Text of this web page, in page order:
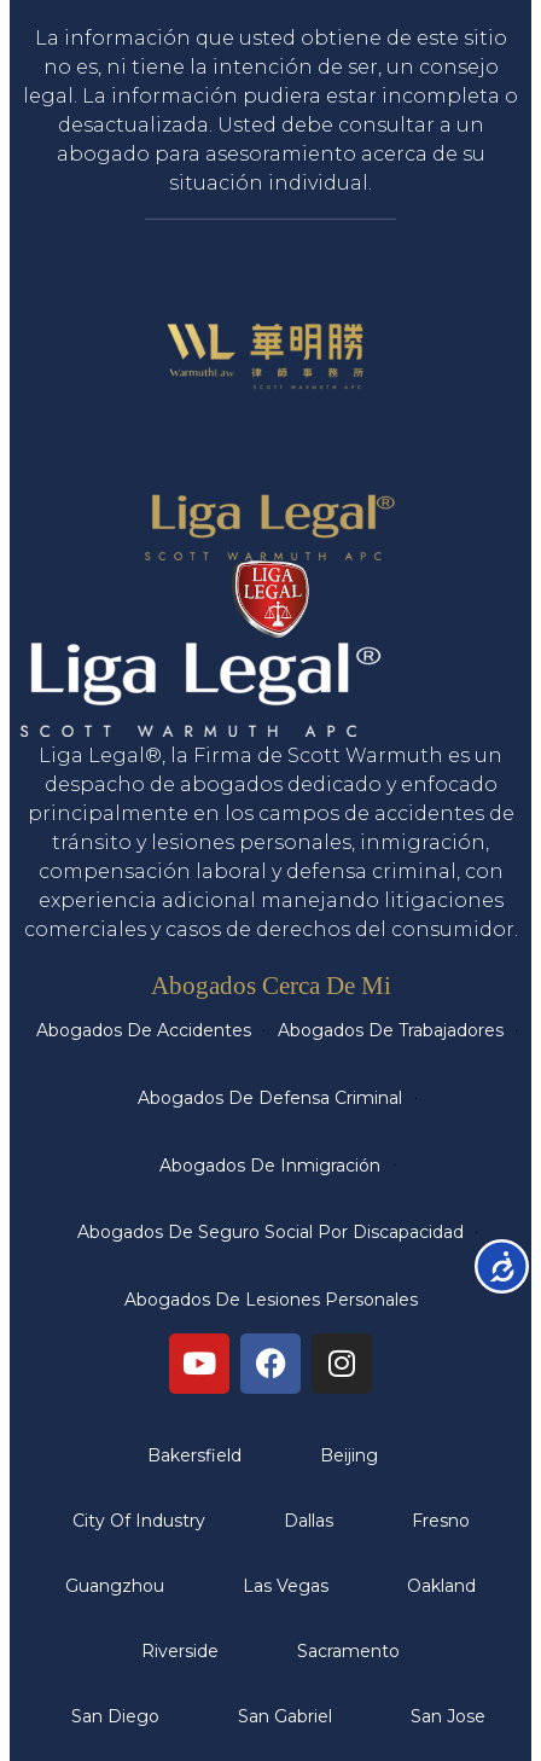
La información que usted obtiene de este sitio
no es, ni tiene la intención de ser, un consejo
legal. La información pudiera estar incompleta o
desactualizada. Usted debe consultar a un
abogado para asesoramiento acerca de su
situación individual.
Liga Legal®, la Firma de Scott Warmuth es un
despacho de abogados dedicado y enfocado
principalmente en los campos de accidentes de
tránsito y lesiones personales, inmigración,
compensación laboral y defensa criminal, con
experiencia adicional manejando litigaciones
comerciales y casos de derechos del consumidor.
Abogados Cerca De Mi
Abogados De Accidentes Abogados De Trabajadores
Abogados De Defensa Criminal
Abogados De Inmigración
Abogados De Seguro Social Por Discapacidad
Abogados De Lesiones Personales
Bakersfield Beijing
City Of Industry Dallas Fresno
Guangzhou Las Vegas Oakland
Riverside Sacramento
San Diego San Gabriel San Jose